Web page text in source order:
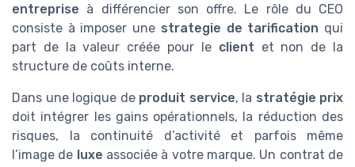
entreprise à différencier son offre. Le rôle du CEO
consiste à imposer une strategie de tarification qui
part de la valeur créée pour le client et non de la
structure de coûts interne.
Dans une logique de produit service, la stratégie prix
doit intégrer les gains opérationnels, la réduction des
risques, la continuité d’activité et parfois même
l’image de luxe associée à votre marque. Un contrat de